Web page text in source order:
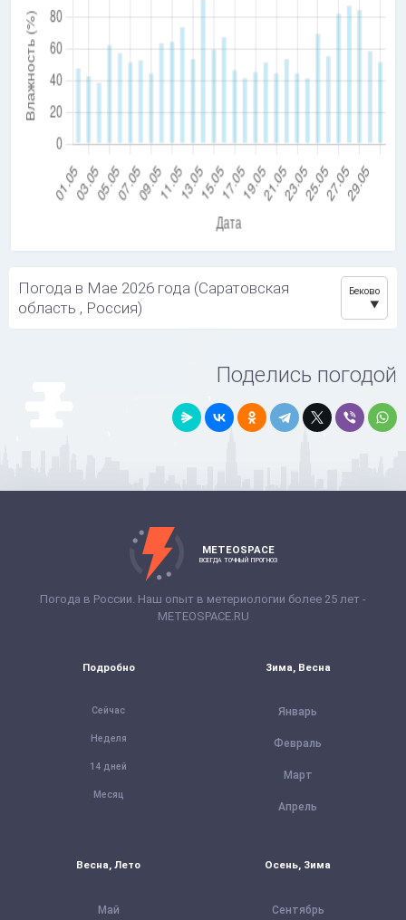
Погода в Мае 2026 года (Саратовская
область , Россия)
Беково
Поделись погодой
METEOSPACE
ВСЕГДА ТОЧНЫЙ ПРОГНОЗ
Погода в России. Наш опыт в метериологии более 25 лет -
METEOSPACE.RU
Подробно
Сейчас
Неделя
14 дней
Месяц
Зима, Весна
Январь
Февраль
Март
Апрель
Весна, Лето
Май
Осень, Зима
Сентябрь